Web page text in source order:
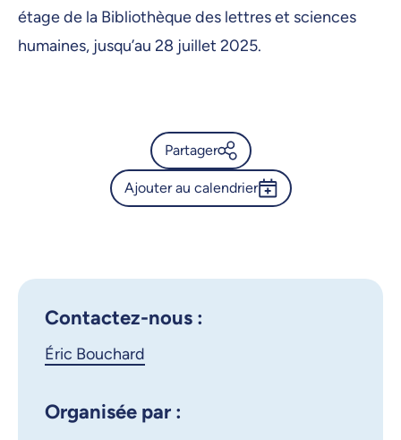
étage de la Bibliothèque des lettres et sciences
humaines, jusqu’au 28 juillet 2025.
Partager
Calendrier de l’Université de
X.com
Ajouter au calendrier
Contactez-nous :
Éric Bouchard
Organisée par :